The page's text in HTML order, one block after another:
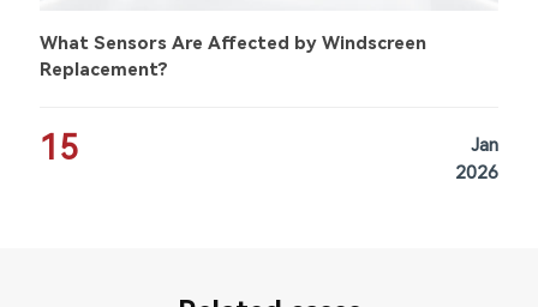
What Sensors Are Affected by Windscreen
Replacement?
15
Jan
2026